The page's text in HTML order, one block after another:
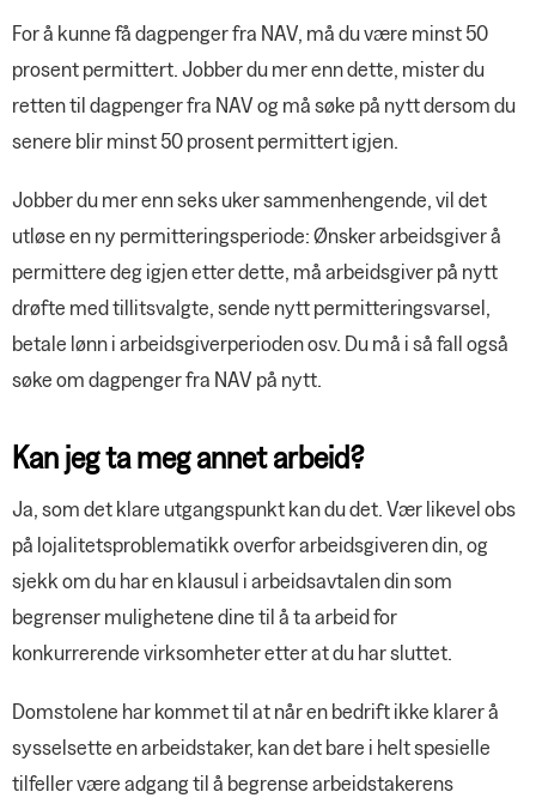
For å kunne få dagpenger fra NAV, må du være minst 50
prosent permittert. Jobber du mer enn dette, mister du
retten til dagpenger fra NAV og må søke på nytt dersom du
senere blir minst 50 prosent permittert igjen.
Jobber du mer enn seks uker sammenhengende, vil det
utløse en ny permitteringsperiode: Ønsker arbeidsgiver å
permittere deg igjen etter dette, må arbeidsgiver på nytt
drøfte med tillitsvalgte, sende nytt permitteringsvarsel,
betale lønn i arbeidsgiverperioden osv. Du må i så fall også
søke om dagpenger fra NAV på nytt.
Kan jeg ta meg annet arbeid?
Ja, som det klare utgangspunkt kan du det. Vær likevel obs
på lojalitetsproblematikk overfor arbeidsgiveren din, og
sjekk om du har en klausul i arbeidsavtalen din som
begrenser mulighetene dine til å ta arbeid for
konkurrerende virksomheter etter at du har sluttet.
Domstolene har kommet til at når en bedrift ikke klarer å
sysselsette en arbeidstaker, kan det bare i helt spesielle
tilfeller være adgang til å begrense arbeidstakerens